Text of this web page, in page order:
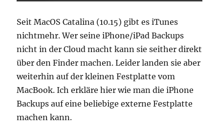
Seit MacOS Catalina (10.15) gibt es iTunes
nichtmehr. Wer seine iPhone/iPad Backups
nicht in der Cloud macht kann sie seither direkt
über den Finder machen. Leider landen sie aber
weiterhin auf der kleinen Festplatte vom
MacBook. Ich erkläre hier wie man die iPhone
Backups auf eine beliebige externe Festplatte
machen kann.